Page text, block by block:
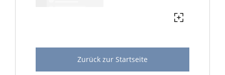
Zurück zur Startseite